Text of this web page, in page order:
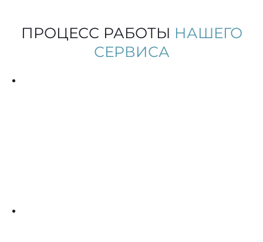
ПРОЦЕСС РАБОТЫ НАШЕГО
СЕРВИСА